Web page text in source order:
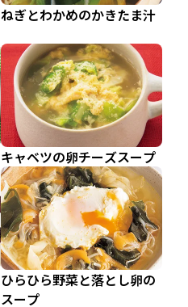
ねぎとわかめのかきたま汁
キャベツの卵チーズスープ
ひらひら野菜と落とし卵の
スープ